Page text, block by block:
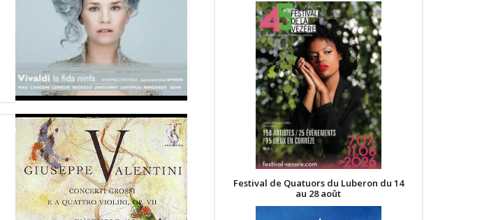
Festival de Quatuors du Luberon du 14
au 28 août